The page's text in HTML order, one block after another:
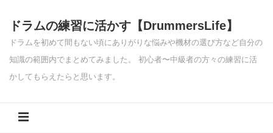
ドラムの練習に活かす【DrummersLife】
ドラムを初めて間もない頃にありがりな悩みや機材の選び方など自分の
知識の範囲内でまとめてみました。 初心者〜中級者の方々の練習に活
かしてもらえたらと思います。
Main